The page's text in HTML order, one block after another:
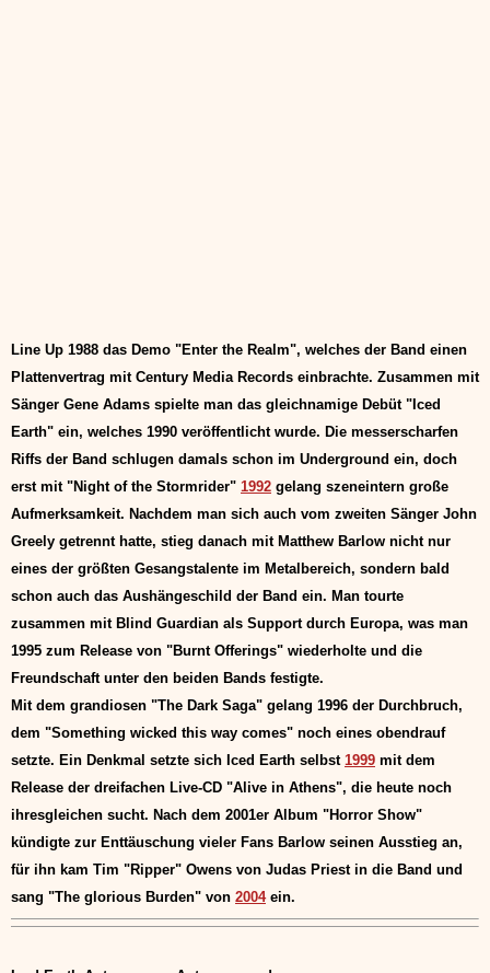
Line Up 1988 das Demo "Enter the Realm", welches der Band einen
Plattenvertrag mit Century Media Records einbrachte. Zusammen mit
Sänger Gene Adams spielte man das gleichnamige Debüt "Iced
Earth" ein, welches 1990 veröffentlicht wurde. Die messerscharfen
Riffs der Band schlugen damals schon im Underground ein, doch
erst mit "Night of the Stormrider" 1992 gelang szeneintern große
Aufmerksamkeit. Nachdem man sich auch vom zweiten Sänger John
Greely getrennt hatte, stieg danach mit Matthew Barlow nicht nur
eines der größten Gesangstalente im Metalbereich, sondern bald
schon auch das Aushängeschild der Band ein. Man tourte
zusammen mit Blind Guardian als Support durch Europa, was man
1995 zum Release von "Burnt Offerings" wiederholte und die
Freundschaft unter den beiden Bands festigte.
Mit dem grandiosen "The Dark Saga" gelang 1996 der Durchbruch,
dem "Something wicked this way comes" noch eines obendrauf
setzte. Ein Denkmal setzte sich Iced Earth selbst 1999 mit dem
Release der dreifachen Live-CD "Alive in Athens", die heute noch
ihresgleichen sucht. Nach dem 2001er Album "Horror Show"
kündigte zur Enttäuschung vieler Fans Barlow seinen Ausstieg an,
für ihn kam Tim "Ripper" Owens von Judas Priest in die Band und
sang "The glorious Burden" von 2004ein.